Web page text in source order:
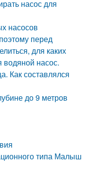
насос для
насосов
перед
для каких
водяной насос.
Как составлялся
до 9 метров
типа Малыш